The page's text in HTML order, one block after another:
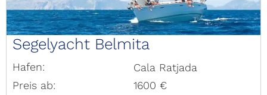
Segelyacht Belmita
Hafen:
Cala Ratjada
Preis ab:
1600 €